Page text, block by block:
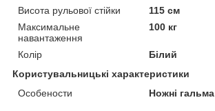
Висота рульової стійки
115 см
Максимальне
навантаження
100 кг
Колір
Білий
Користувальницькі характеристики
Особености
Ножні гальма